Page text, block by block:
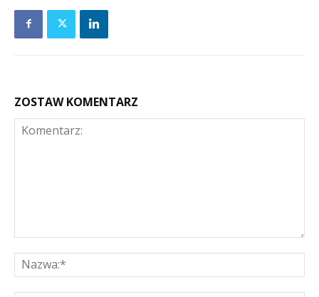
ZOSTAW KOMENTARZ